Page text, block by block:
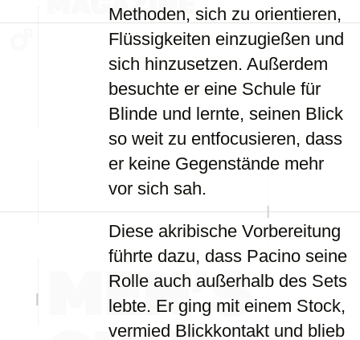
Methoden, sich zu orientieren,
Flüssigkeiten einzugießen und
sich hinzusetzen. Außerdem
besuchte er eine Schule für
Blinde und lernte, seinen Blick
so weit zu entfocusieren, dass
er keine Gegenstände mehr
vor sich sah.
Diese akribische Vorbereitung
führte dazu, dass Pacino seine
Rolle auch außerhalb des Sets
lebte. Er ging mit einem Stock,
vermied Blickkontakt und blieb